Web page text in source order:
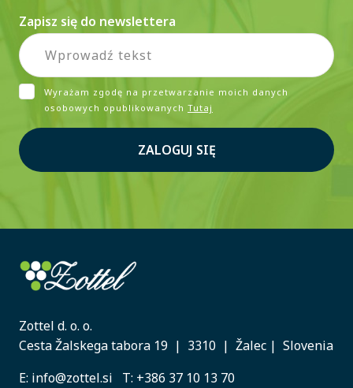
Zapisz się do newslettera
Wyrażam zgodę na przetwarzanie moich danych
osobowych opublikowanych Tutaj
ZALOGUJ SIĘ
Zottel d. o. o.
Cesta Žalskega tabora 19 | 3310 | Žalec | Slovenia
E: info@zottel.si T: +386 37 10 13 70